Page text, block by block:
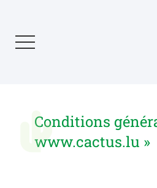
principalConditions
www.cactus.lu »